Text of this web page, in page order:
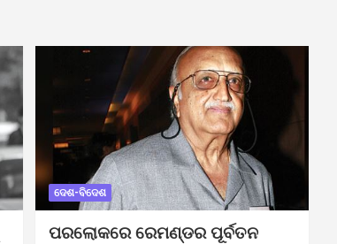
ଦେଶ-ବିଦେଶ
ପରଲୋକରେ ରେମଣ୍ଡର ପୂର୍ବତନ